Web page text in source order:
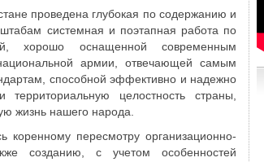
проведена глубокая по содержанию и
системная и поэтапная работа по
хорошо оснащенной современным
армии, отвечающей самым
способной эффективно и надежно
территориальную целостность страны,
жизнь нашего народа.
коренному пересмотру организационно-
созданию, с учетом особенностей